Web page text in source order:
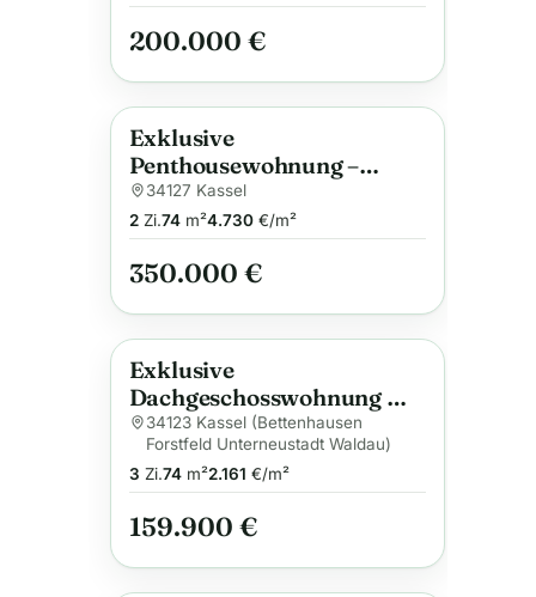
200.000 €
Anzeige
Exklusive
Penthousewohnung –
Neubau in Toplage nahe
der Uni Kassel,
bezugsfertig im Frühjahr
34127 Kassel
2Zi.74m²4.730€/m²
350.000 €
Anzeige
Exklusive
Dachgeschosswohnung mit
Balkon & Garage in
gefragter Lage der
Eichwaldsiedlung
34123 Kassel (Bettenhausen
Forstfeld Unterneustadt Waldau)
3 Zi.74m²2.161 €/m²
159.900 €